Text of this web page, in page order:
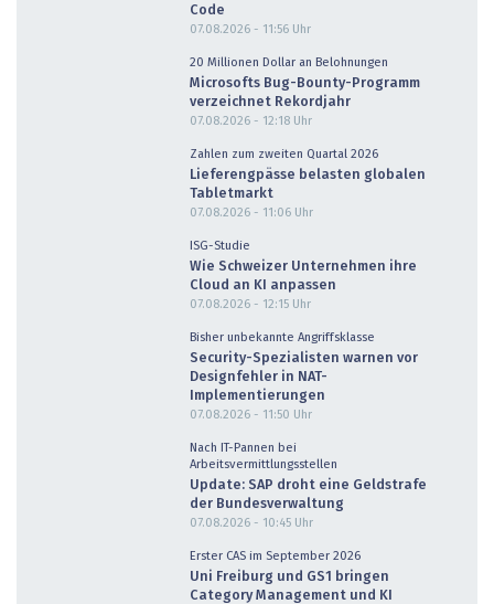
Code
07.08.2026 - 11:56 Uhr
20 Millionen Dollar an Belohnungen
Microsofts Bug-Bounty-Programm
verzeichnet Rekordjahr
07.08.2026 - 12:18 Uhr
Zahlen zum zweiten Quartal 2026
Lieferengpässe belasten globalen
Tabletmarkt
07.08.2026 - 11:06 Uhr
ISG-Studie
Wie Schweizer Unternehmen ihre
Cloud an KI anpassen
07.08.2026 - 12:15 Uhr
Bisher unbekannte Angriffsklasse
Security-Spezialisten warnen vor
Designfehler in NAT-
Implementierungen
07.08.2026 - 11:50 Uhr
Nach IT-Pannen bei
Arbeitsvermittlungsstellen
Update: SAP droht eine Geldstrafe
der Bundesverwaltung
07.08.2026 - 10:45 Uhr
Erster CAS im September 2026
Uni Freiburg und GS1 bringen
Category Management und KI